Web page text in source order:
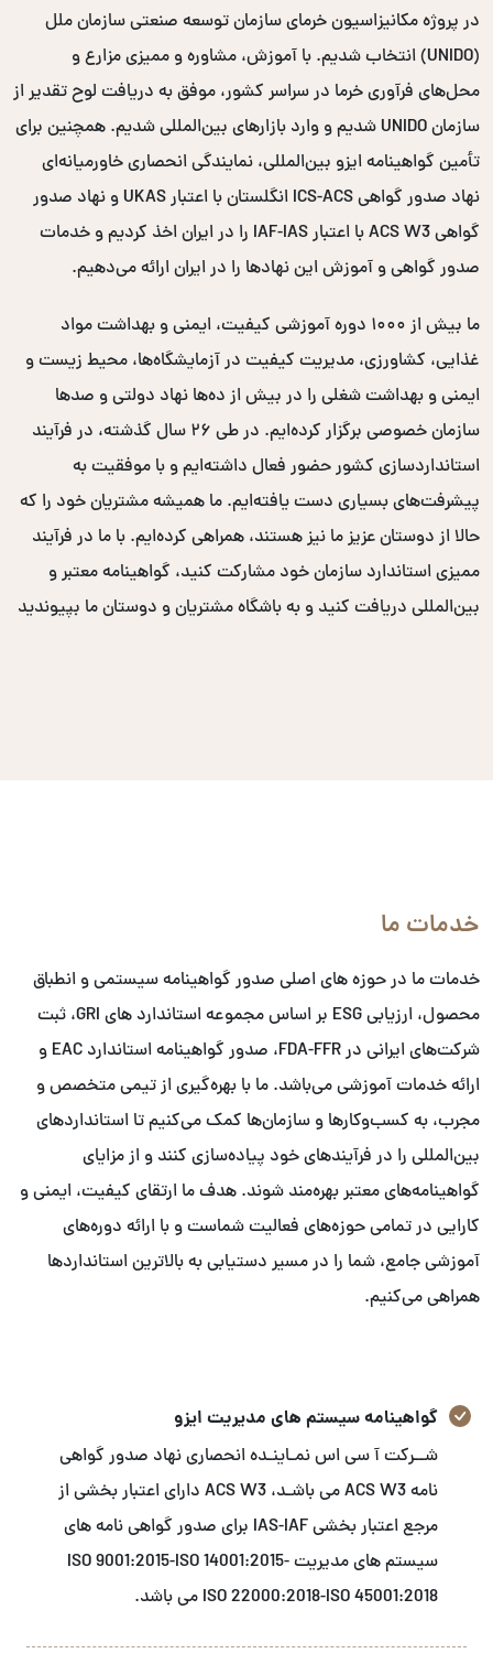
در پروژه مکانیزاسیون خرمای سازمان توسعه صنعتی سازمان ملل
(UNIDO) انتخاب شدیم. با آموزش، مشاوره و ممیزی مزارع و
محل‌های فرآوری خرما در سراسر کشور، موفق به دریافت لوح تقدیر از
سازمان UNIDO شدیم و وارد بازارهای بین‌المللی شدیم. همچنین برای
تأمین گواهینامه ایزو بین‌المللی، نمایندگی انحصاری خاورمیانه‌ای
نهاد صدور گواهی ICS-ACS انگلستان با اعتبار UKAS و نهاد صدور
گواهی ACS W3 با اعتبار IAF-IAS را در ایران اخذ کردیم و خدمات
صدور گواهی و آموزش این نهادها را در ایران ارائه می‌دهیم.
ما بیش از ۱۰۰۰ دوره آموزشی کیفیت، ایمنی و بهداشت مواد
غذایی، کشاورزی، مدیریت کیفیت در آزمایشگاه‌ها، محیط زیست و
ایمنی و بهداشت شغلی را در بیش از ده‌ها نهاد دولتی و صدها
سازمان خصوصی برگزار کرده‌ایم. در طی ۲۶ سال گذشته، در فرآیند
استانداردسازی کشور حضور فعال داشته‌ایم و با موفقیت به
پیشرفت‌های بسیاری دست یافته‌ایم. ما همیشه مشتریان خود را که
حالا از دوستان عزیز ما نیز هستند، همراهی کرده‌ایم. با ما در فرآیند
ممیزی استاندارد سازمان خود مشارکت کنید، گواهینامه معتبر و
بین‌المللی دریافت کنید و به باشگاه مشتریان و دوستان ما بپیوندید
خدمات ما
خدمات ما در حوزه های اصلی صدور گواهینامه سیستمی و انطباق
محصول، ارزیابی ESG بر اساس مجموعه استاندارد های GRI، ثبت
شرکت‌های ایرانی در FDA-FFR، صدور گواهینامه استاندارد EAC و
ارائه خدمات آموزشی می‌باشد. ما با بهره‌گیری از تیمی متخصص و
مجرب، به کسب‌وکارها و سازمان‌ها کمک می‌کنیم تا استانداردهای
بین‌المللی را در فرآیندهای خود پیاده‌سازی کنند و از مزایای
گواهینامه‌های معتبر بهره‌مند شوند. هدف ما ارتقای کیفیت، ایمنی و
کارایی در تمامی حوزه‌های فعالیت شماست و با ارائه دوره‌های
آموزشی جامع، شما را در مسیر دستیابی به بالاترین استانداردها
همراهی می‌کنیم.
گواهینامه سیستم های مدیریت ایزو
شــرکت آ سی اس نمـاینـده انحصاری نهاد صدور گواهی
نامه ACS W3 می باشـد، ACS W3 دارای اعتبار بخشی از
مرجع اعتبار بخشی IAS-IAF برای صدور گواهی نامه های
سیستم های مدیریت ISO 9001:2015-ISO 14001:2015-
ISO 22000:2018-ISO 45001:2018 می باشد.